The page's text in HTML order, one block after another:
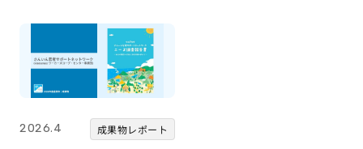
2026.4 成果物レポート